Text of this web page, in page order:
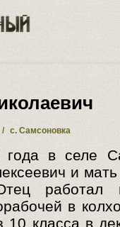
/ с. Самсоновка
в селе
и мать
работал
в
10 класса в